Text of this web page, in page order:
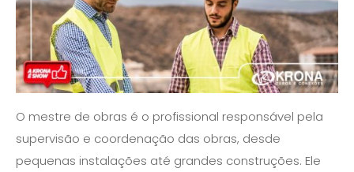
O mestre de obras é o profissional responsável pela
supervisão e coordenação das obras, desde
pequenas instalações até grandes construções. Ele